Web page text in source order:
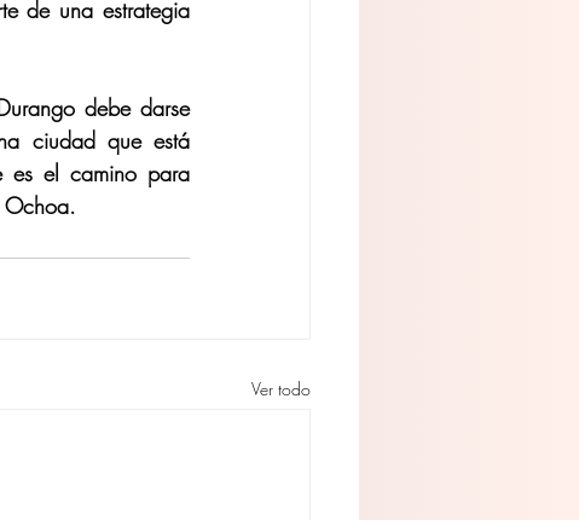
de una estrategia
debe darse
ciudad que está
es el camino para
Ochoa.
Ver todo